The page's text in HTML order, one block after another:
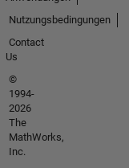
Nutzungsbedingungen
Contact
Us
©
1994-
2026
The
MathWorks,
Inc.